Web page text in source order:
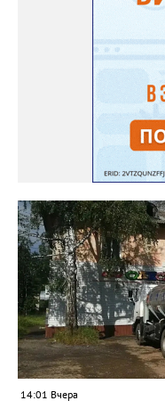
14:01 Вчера